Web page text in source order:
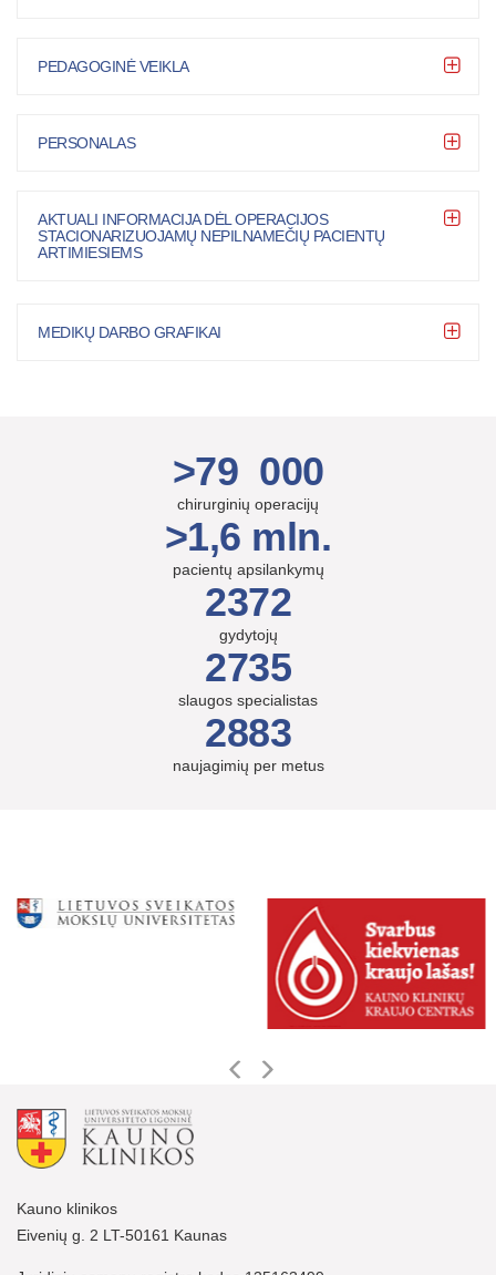
PEDAGOGINĖ VEIKLA
PERSONALAS
AKTUALI INFORMACIJA DĖL OPERACIJOS
STACIONARIZUOJAMŲ NEPILNAMEČIŲ PACIENTŲ
ARTIMIESIEMS
MEDIKŲ DARBO GRAFIKAI
>79 000
chirurginių operacijų
>1,6 mln.
pacientų apsilankymų
2372
gydytojų
2735
slaugos specialistas
2883
naujagimių per metus
Kauno klinikos
Eivenių g. 2 LT-50161 Kaunas